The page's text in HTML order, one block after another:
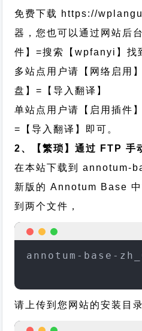
免费下载 https://
器，您也可以通过网站后
件】=搜索【wpfanyi】找
多站点用户请【网络启用
盘】=【导入翻译】
单站点用户请【启用插件
=【导入翻译】即可。
2、【繁琐】通过 FTP 手
在本站下载到annotum-
新版的 Annotum Base
到两个文件，
annotum-base-
请上传到您网站的安装目